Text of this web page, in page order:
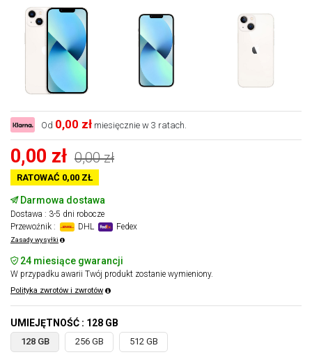
Od 0,00 zł miesięcznie w 3 ratach.
0,00 zł 0,00 zł
RATOWAĆ 0,00 ZŁ
Darmowa dostawa
Dostawa : 3-5 dni robocze
Przewoźnik :
DHL Fedex
Zasady wysyłki
24 miesiące gwarancji
W przypadku awarii Twój produkt zostanie wymieniony.
Polityka zwrotów i zwrotów
UMIEJĘTNOŚĆ : 128 GB
128 GB 256 GB 512 GB